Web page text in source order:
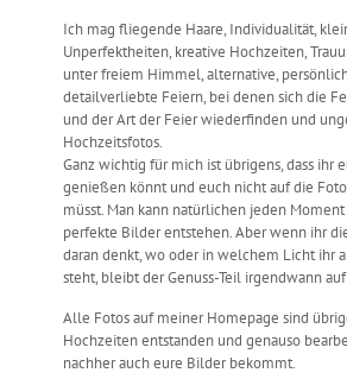
Ich mag fliegende Haare, Individualität,
Unperfektheiten, kreative Hochzeiten,
unter freiem Himmel, alternative,
detailverliebte Feiern, bei denen sich die
und der Art der Feier wiederfinden und
Hochzeitsfotos.
Ganz wichtig für mich ist übrigens, dass ihr
genießen könnt und euch nicht auf die
müsst. Man kann natürlichen jeden Moment
perfekte Bilder entstehen. Aber wenn ihr
daran denkt, wo oder in welchem Licht ihr
steht, bleibt der Genuss-Teil irgendwann
Alle Fotos auf meiner Homepage sind
Hochzeiten entstanden und genauso
nachher auch eure Bilder bekommt.